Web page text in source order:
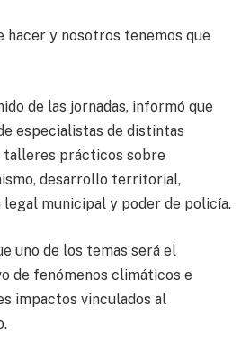
hacer y nosotros tenemos que
de las jornadas, informó que
especialistas de distintas
talleres prácticos sobre
desarrollo territorial,
municipal y poder de policía.
uno de los temas será el
de fenómenos climáticos e
impactos vinculados al